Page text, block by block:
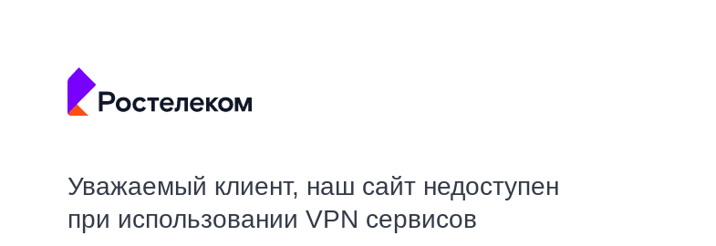
Уважаемый клиент, наш сайт недоступен
при использовании VPN сервисов